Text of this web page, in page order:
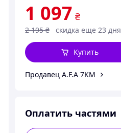
1 097 ₴
2 195 ₴ скидка еще 23 дня
Купить
Продавец A.F.A 7KM
Оплатить частями